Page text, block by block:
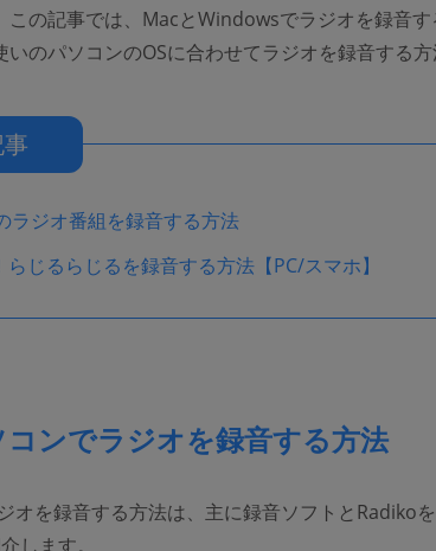
この記事では、MacとWindowsでラジオを録音す
いのパソコンのOSに合わせてラジオを録音する
ラジオ番組を録音する方法
じるらじるを録音する方法【PC/スマホ】
ンでラジオを録音する方法
オを録音する方法は、主に録音ソフトとRadiko
します。